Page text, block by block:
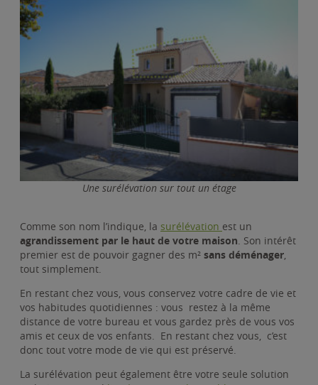
Une surélévation sur tout un étage
Comme son nom l’indique, la surélévation est un
agrandissement par le haut de votre maison. Son intérêt
premier est de pouvoir gagner des m² sans déménager,
tout simplement.
En restant chez vous, vous conservez votre cadre de vie et
vos habitudes quotidiennes : vous restez à la même
distance de votre bureau et vous gardez près de vous vos
amis et ceux de vos enfants. En restant chez vous, c’est
donc tout votre mode de vie qui est préservé.
La surélévation peut également être votre seule solution